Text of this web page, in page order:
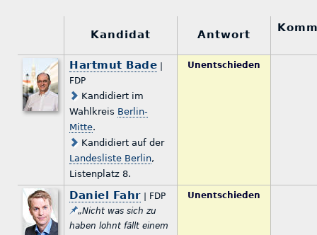
Kandidat Antwort
Hartmut Bade
FDP
Kandidiert im
Wahlkreis Berlin-
Mitte.
Kandidiert auf der
Landesliste Berlin,
Listenplatz 8.
Unentschieden
Daniel Fahr| FDP
„Nicht was sich zu
haben lohnt fällt einem
Unentschieden